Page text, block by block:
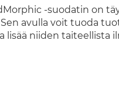
-suodatin on
avulla voit tuoda
lisää niiden taiteellista